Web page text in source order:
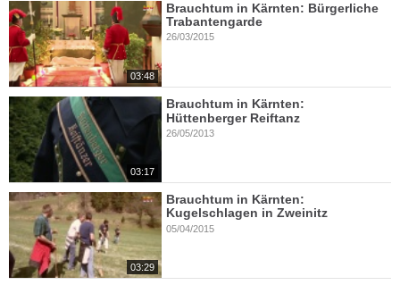
03:48
Brauchtum in Kärnten: Bürgerliche
Trabantengarde
26/03/2015
03:17
Brauchtum in Kärnten:
Hüttenberger Reiftanz
26/05/2013
03:29
Brauchtum in Kärnten:
Kugelschlagen in Zweinitz
05/04/2015